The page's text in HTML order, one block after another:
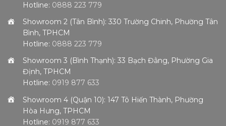
Hotline: 0888 223 779
Showroom 2 (Tân Bình): 330 Trường Chinh, Phường Tân
Bình, TPHCM
Hotline: 0888 223 779
Showroom 3 (Bình Thạnh): 33 Bạch Đằng, Phường Gia
Định, TPHCM
Hotline: 0919 877 633
Showroom 4 (Quận 10): 147 Tô Hiến Thành, Phường
Hòa Hưng, TPHCM
Hotline: 0919 877 633